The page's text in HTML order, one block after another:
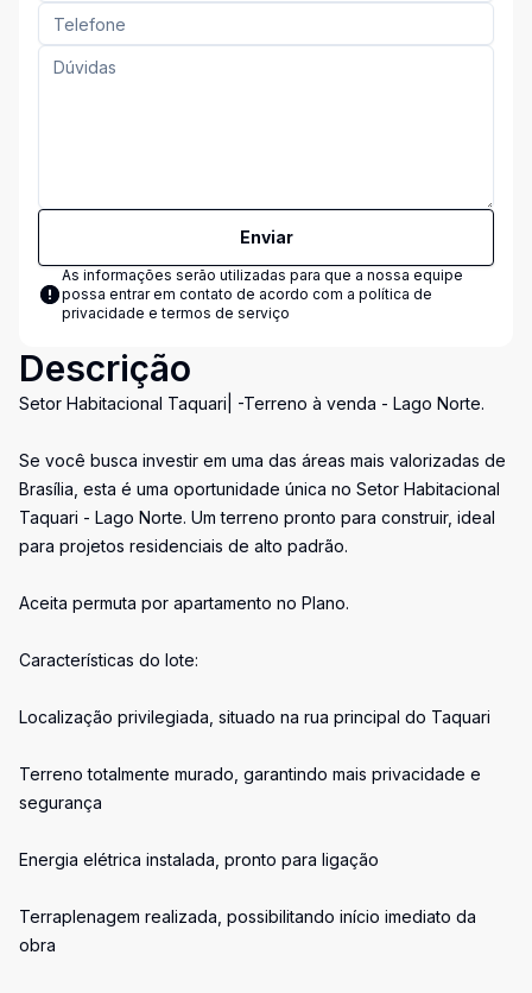
Enviar
As informações serão utilizadas para que a nossa equipe
possa entrar em contato de acordo com a política de
privacidade e termos de serviço
Descrição
Setor Habitacional Taquari| -Terreno à venda - Lago Norte.
Se você busca investir em uma das áreas mais valorizadas de
Brasília, esta é uma oportunidade única no Setor Habitacional
Taquari - Lago Norte. Um terreno pronto para construir, ideal
para projetos residenciais de alto padrão.
Aceita permuta por apartamento no Plano.
Características do lote:
Localização privilegiada, situado na rua principal do Taquari
Terreno totalmente murado, garantindo mais privacidade e
segurança
Energia elétrica instalada, pronto para ligação
Terraplenagem realizada, possibilitando início imediato da
obra